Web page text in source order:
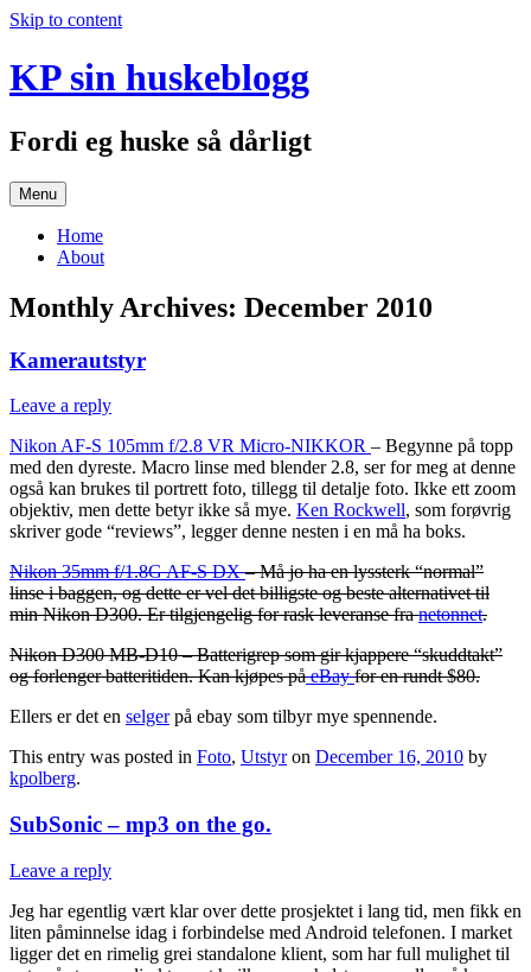
Skip to content
KP sin huskeblogg
Fordi eg huske så dårligt
Menu
Home
About
Monthly Archives: December 2010
Kamerautstyr
Leave a reply
Nikon AF-S 105mm f/2.8 VR Micro-NIKKOR – Begynne på topp
med den dyreste. Macro linse med blender 2.8, ser for meg at denne
også kan brukes til portrett foto, tillegg til detalje foto. Ikke ett zoom
objektiv, men dette betyr ikke så mye. Ken Rockwell, som forøvrig
skriver gode “reviews”, legger denne nesten i en må ha boks.
Nikon 35mm f/1.8G AF-S DX– Må jo ha en lyssterk “normal”
linse i baggen, og dette er vel det billigste og beste alternativet til
min Nikon D300. Er tilgjengelig for rask leveranse franetonnet.
Nikon D300 MB-D10 – Batterigrep som gir kjappere “skuddtakt”
og forlenger batteritiden. Kan kjøpes påeBayfor en rundt $80.
Ellers er det en selgerpå ebay som tilbyr mye spennende.
This entry was posted in Foto, Utstyron December 16, 2010 by
kpolberg.
SubSonic – mp3 on the go.
Leave a reply
Jeg har egentlig vært klar over dette prosjektet i lang tid, men fikk en
liten påminnelse idag i forbindelse med Android telefonen. I market
ligger det en rimelig grei standalone klient, som har full mulighet til